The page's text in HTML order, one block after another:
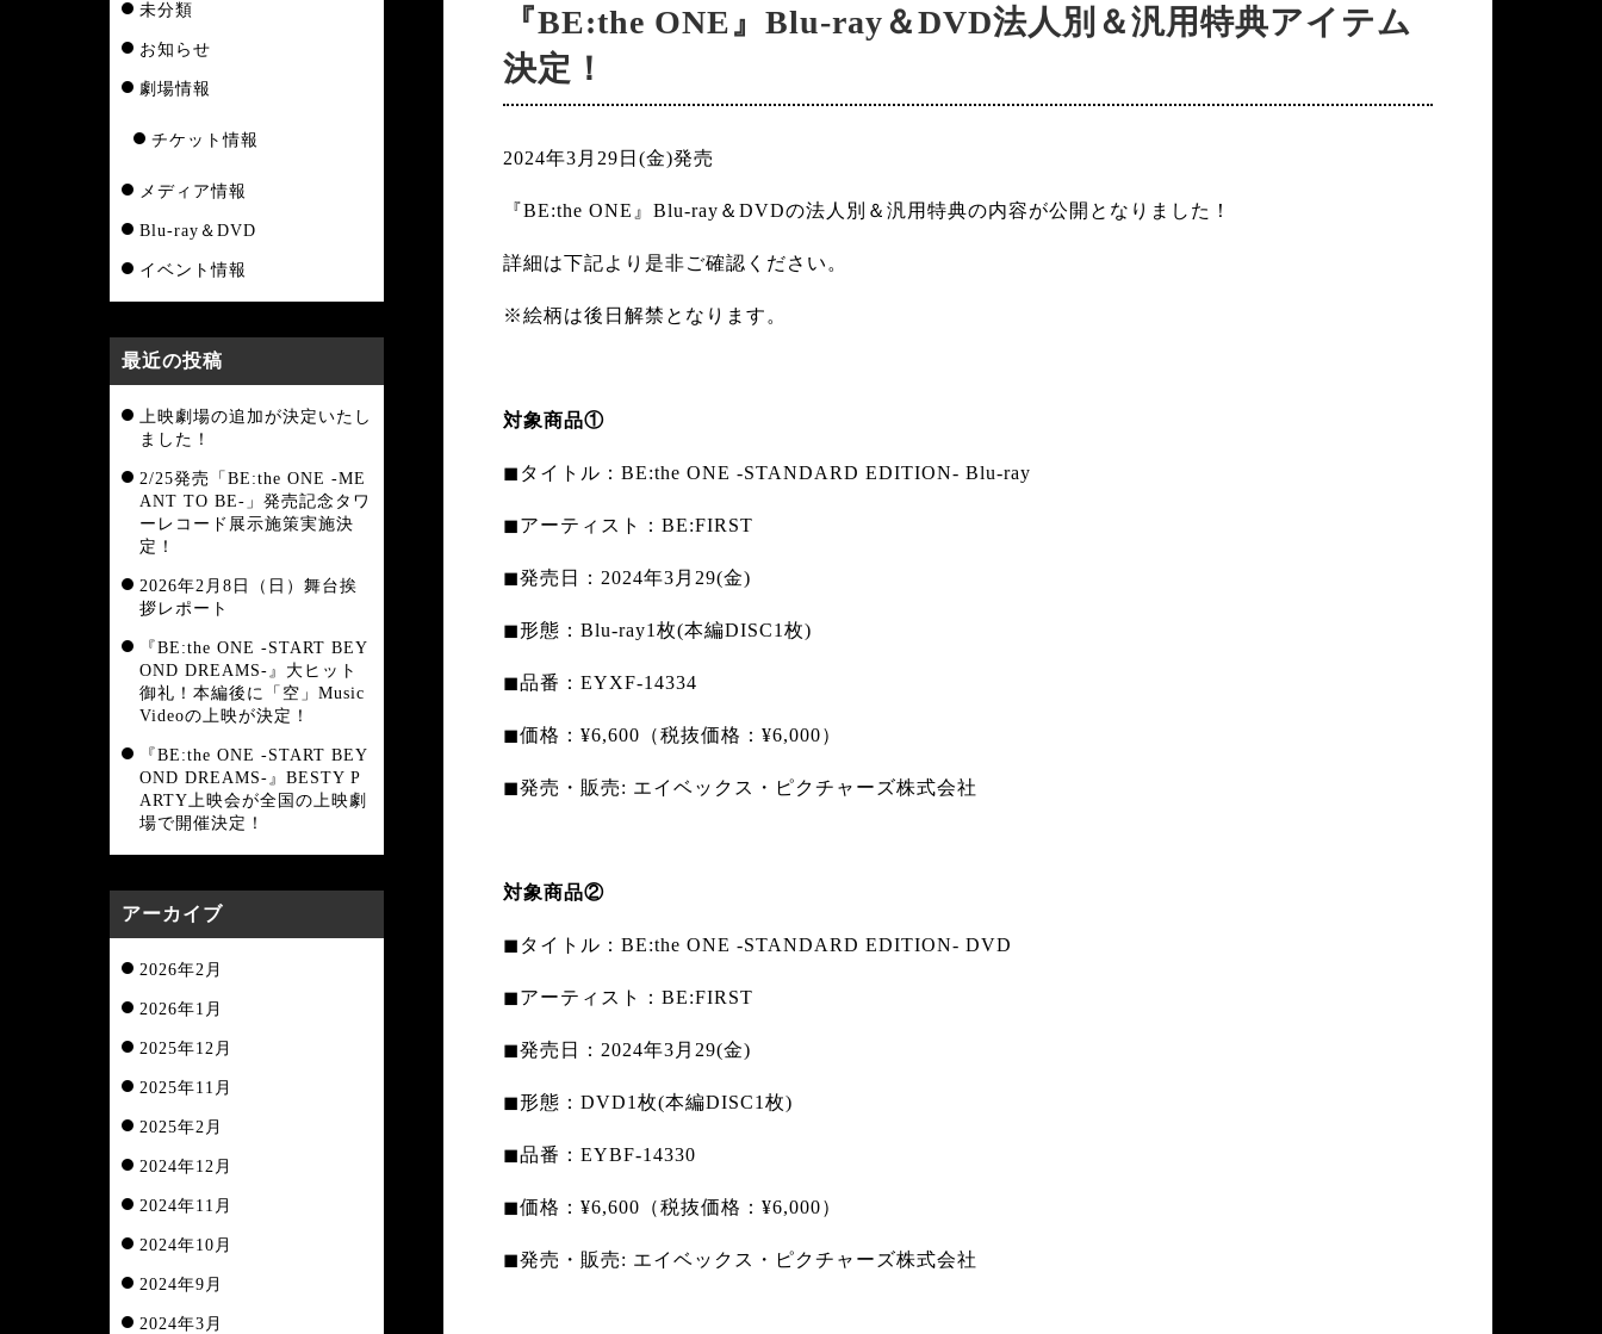
未分類
お知らせ
劇場情報
チケット情報
メディア情報
Blu-ray＆DVD
イベント情報
最近の投稿
上映劇場の追加が決定いたし
ました！
2/25発売「BE:the ONE -ME
ANT TO BE-」発売記念タワ
ーレコード展示施策実施決
定！
2026年2月8日（日）舞台挨
拶レポート
『BE:the ONE -START BEY
OND DREAMS-』大ヒット
御礼！本編後に「空」Music
Videoの上映が決定！
『BE:the ONE -START BEY
OND DREAMS-』BESTY P
ARTY上映会が全国の上映劇
場で開催決定！
アーカイブ
2026年2月
2026年1月
2025年12月
2025年11月
2025年2月
2024年12月
2024年11月
2024年10月
2024年9月
2024年3月
『BE:the ONE』Blu-ray＆DVD法人別＆汎用特典アイテム
決定！
2024年3月29日(金)発売
『BE:the ONE』Blu-ray＆DVDの法人別＆汎用特典の内容が公開となりました！
詳細は下記より是非ご確認ください。
※絵柄は後日解禁となります。
対象商品①
◼︎タイトル：BE:the ONE -STANDARD EDITION- Blu-ray
◼︎アーティスト：BE:FIRST
◼︎発売日：2024年3月29(金)
◼︎形態：Blu-ray1枚(本編DISC1枚)
◼︎品番：EYXF-14334
◼︎価格：¥6,600（税抜価格：¥6,000）
◼︎発売・販売: エイベックス・ピクチャーズ株式会社
対象商品②
◼︎タイトル：BE:the ONE -STANDARD EDITION- DVD
◼︎アーティスト：BE:FIRST
◼︎発売日：2024年3月29(金)
◼︎形態：DVD1枚(本編DISC1枚)
◼︎品番：EYBF-14330
◼︎価格：¥6,600（税抜価格：¥6,000）
◼︎発売・販売: エイベックス・ピクチャーズ株式会社